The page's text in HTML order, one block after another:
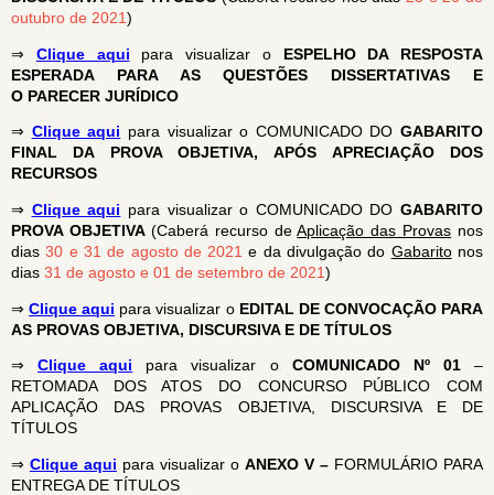
outubro de 2021)
⇒ Clique aqui para visualizar o ESPELHO DA RESPOSTA
ESPERADA PARA AS QUESTÕES DISSERTATIVAS E
O PARECER JURÍDICO
⇒ Clique aqui para visualizar o COMUNICADO DO GABARITO
FINAL DA PROVA OBJETIVA, APÓS APRECIAÇÃO DOS
RECURSOS
⇒ Clique aqui para visualizar o COMUNICADO DO GABARITO
PROVA OBJETIVA (Caberá recurso deAplicação das Provas nos
dias30 e 31 de agosto de 2021 e da divulgação do Gabaritonos
dias 31 de agosto e 01 de setembro de 2021)
⇒Clique aqui para visualizar o EDITAL DE CONVOCAÇÃO PARA
AS PROVAS OBJETIVA, DISCURSIVA E DE TÍTULOS
⇒Clique aqui para visualizar o COMUNICADO Nº 01–
RETOMADA DOS ATOS DO CONCURSO PÚBLICO COM
APLICAÇÃO DAS PROVAS OBJETIVA, DISCURSIVA E DE
TÍTULOS
⇒ Clique aqui para visualizar o ANEXO V – FORMULÁRIO PARA
ENTREGA DE TÍTULOS